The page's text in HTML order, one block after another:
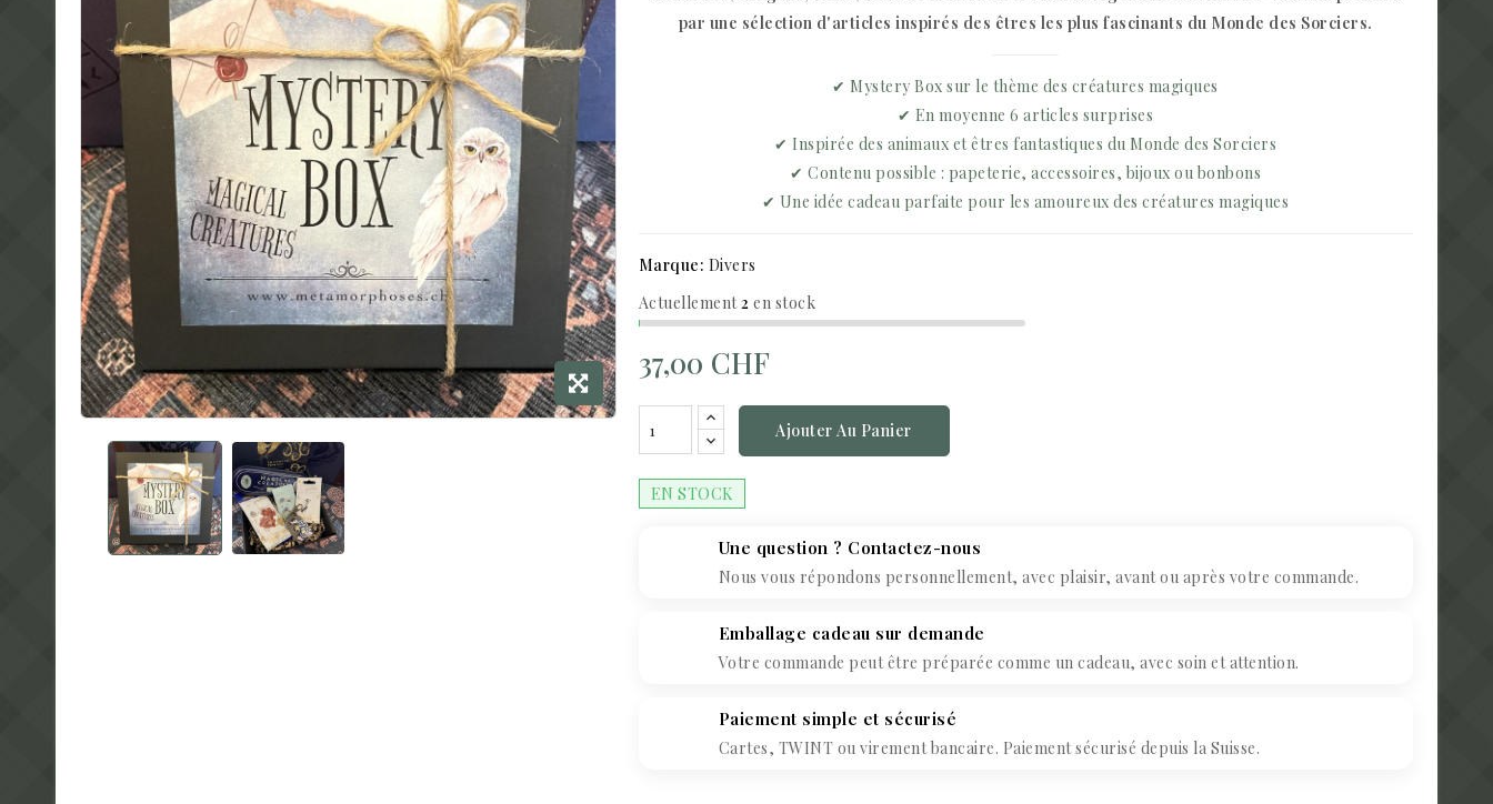
par une sélection d'articles inspirés des êtres les plus fascinants du Monde des Sorciers.
✔ Mystery Box sur le thème des créatures magiques
✔ En moyenne 6 articles surprises
✔ Inspirée des animaux et êtres fantastiques du Monde des Sorciers
✔ Contenu possible : papeterie, accessoires, bijoux ou bonbons
✔ Une idée cadeau parfaite pour les amoureux des créatures magiques
Marque: Divers
Actuellement2 en stock
37,00 CHF
Ajouter Au Panier
EN STOCK
Une question ? Contactez-nous
Nous vous répondons personnellement, avec plaisir, avant ou après votre commande.
Emballage cadeau sur demande
Votre commande peut être préparée comme un cadeau, avec soin et attention.
Paiement simple et sécurisé
Cartes, TWINT ou virement bancaire. Paiement sécurisé depuis la Suisse.